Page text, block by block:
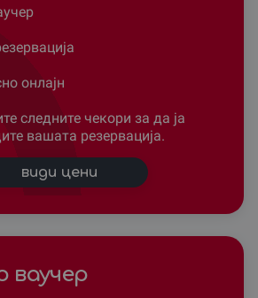
онлајн
следните чекори за да ја
вашата резервација.
види цени
ваучер